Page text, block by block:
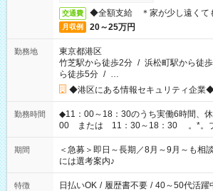
交通費 ◆全額支給 ＊家が少し遠くて
月収例 20～25万円
勤務地
東京都港区
竹芝駅から徒歩2分 / 浜松町駅から徒
ら徒歩5分 / …
◆港区にある情報セキュリティ企業◆
勤務時間
◆11：00～18：30のうち実働6時間、
00 または 11：30～18：30 。*。ブランクOK！。*。 例え
ば前職が、 在宅/財団法人/事務/コール
スタッフ スイーツ販売/ホテルフロント
業界から入社して活躍されています♪
期間
＜急募＞即日～長期／8月～9月～も相
には選考案内♪
特徴 日払いOK / 履歴書不要 / 40～50代活躍